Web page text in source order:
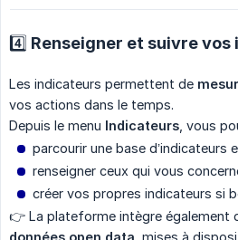
4️⃣ Renseigner et suivre
Les indicateurs permettent de
vos actions dans le temps.
Depuis le menu Indicateurs , vous
parcourir une base d’indicateurs
renseigner ceux qui vous
créer vos propres indicateurs si
👉 La plateforme intègre également
données open data , mises à